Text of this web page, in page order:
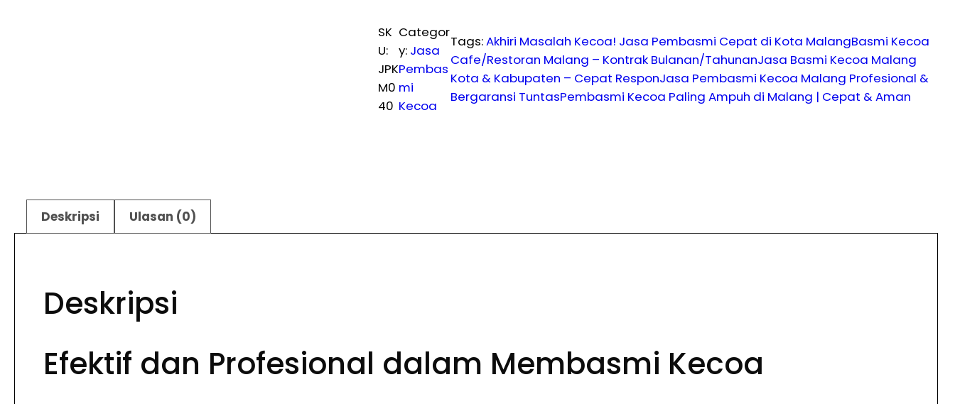
SK
U:
JPK
M0
40
Categor
y: Jasa
Pembas
mi
Kecoa
Tags:Akhiri Masalah Kecoa! Jasa Pembasmi Cepat di Kota MalangBasmi Kecoa
Cafe/Restoran Malang – Kontrak Bulanan/TahunanJasa Basmi Kecoa Malang
Kota & Kabupaten – Cepat ResponJasa Pembasmi Kecoa Malang Profesional &
Bergaransi TuntasPembasmi Kecoa Paling Ampuh di Malang | Cepat & Aman
Deskripsi Ulasan (0)
Deskripsi
Efektif dan Profesional dalam Membasmi Kecoa